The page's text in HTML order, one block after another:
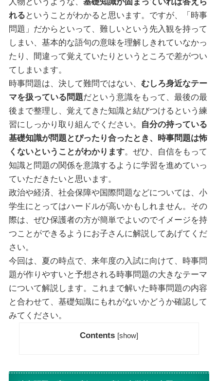
れる ということがわかると思います。ですが、「時事
問題」だからといって、難しいという先入観を持って
しまい、基本的な語句の意味を理解しきれていなかっ
たり、間違って覚えていたりというところで差がつい
てしまいます。
時事問題は、決して難問ではない、 むしろ身近なテー
マを扱っている問題だという意識をもって、最後の最
後まで整理し、覚えてきた知識と結びつけるという練
習にしっかり取り組んでください。
自分の持っている
基礎知識が問題とぴったり合ったとき、時事問題は怖
くないということがわかります。ぜひ、自信をもって
知識と問題の関係を意識するように学習を進めていっ
ていただきたいと思います。
政治や経済、社会保障や国際問題などについては、小
学生にとってはハードルが高いかもしれません。その
際は、ぜひ保護者の方が簡単でよいのでイメージを持
つことができるようにお子さんに解説してあげてくだ
さい。
今回は、夏の時点で、来年度の入試に向けて、時事問
題が作りやすいと予想される時事問題の大きなテーマ
について解説します。これまで解いた時事問題の内容
と合わせて、基礎知識にもれがないかどうか確認して
みてください。
Contents [show]